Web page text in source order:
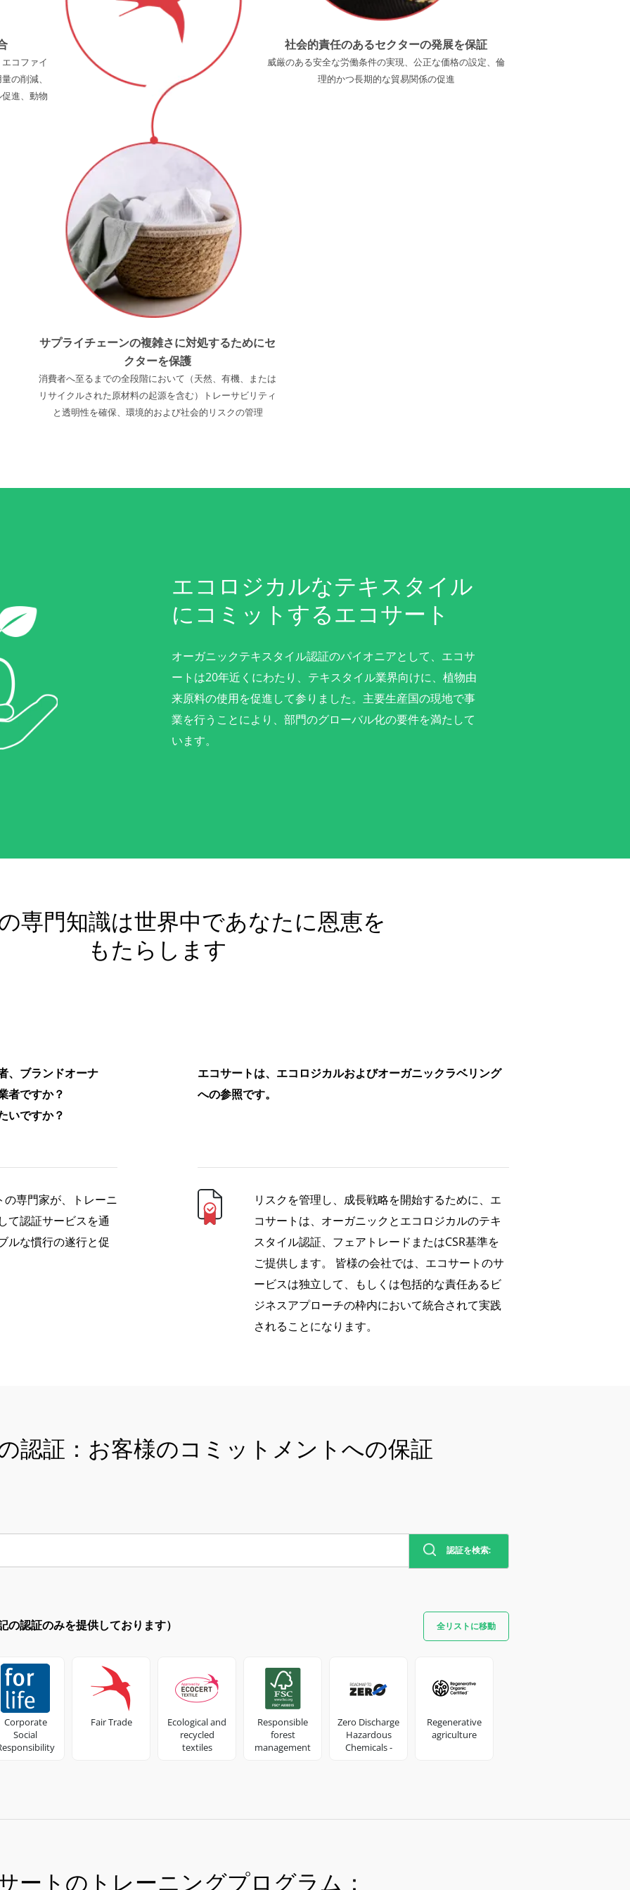
コファイ
の削減、
進、動物
社会的責任のあるセクターの発展を保証
威厳のある安全な労働条件の実現、公正な価格の設定、倫
理的かつ長期的な貿易関係の促進
サプライチェーンの複雑さに対処するためにセ
クターを保護
消費者へ至るまでの全段階において（天然、有機、または
リサイクルされた原材料の起源を含む）トレーサビリティ
と透明性を確保、環境的および社会的リスクの管理
エコロジカルなテキスタイル
にコミットするエコサート
オーガニックテキスタイル認証のパイオニアとして、エコサ
ートは20年近くにわたり、テキスタイル業界向けに、植物由
来原料の使用を促進して参りました。主要生産国の現地で事
業を行うことにより、部門のグローバル化の要件を満たして
います。
専門知識は世界中であなたに恩恵を
もたらします
、ブランドオーナ
者ですか？
いですか？
専門家が、トレーニ
て認証サービスを通
ルな慣行の遂行と促
エコサートは、エコロジカルおよびオーガニックラベリング
への参照です。
リスクを管理し、成長戦略を開始するために、エ
コサートは、オーガニックとエコロジカルのテキ
スタイル認証、フェアトレードまたはCSR基準を
ご提供します。 皆様の会社では、エコサートのサ
ービスは独立して、もしくは包括的な責任あるビ
ジネスアプローチの枠内において統合されて実践
されることになります。
認証：お客様のコミットメントへの保証
認証を検索:
認証のみを提供しております） 全リストに移動
Corporate
Social
Fair Trade
Ecological and
recycled
textiles
Responsible
forest
management
Zero Discharge
Hazardous
Chemicals -
Regenerative
agriculture
ートのトレーニングプログラム：